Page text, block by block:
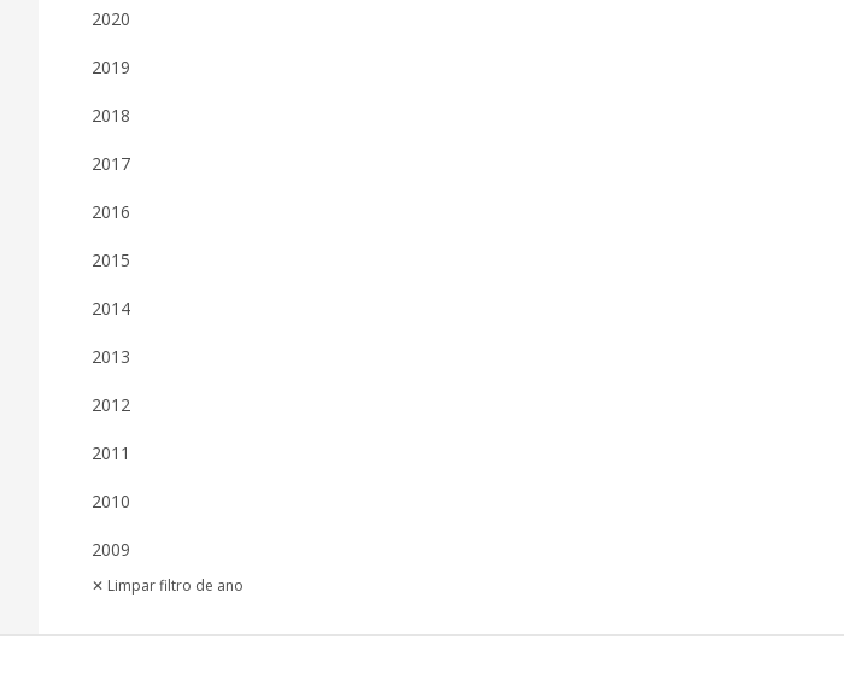
2020
2019
2018
2017
2016
2015
2014
2013
2012
2011
2010
2009
✕ Limpar filtro de ano